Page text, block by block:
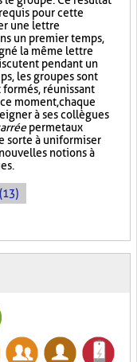
pour cette
une lettre
un premier temps,
la même lettre
pendant un
les groupes sont
réunissant
moment, chaque
à ses collègues
permet aux
sorte à uniformiser
notions à